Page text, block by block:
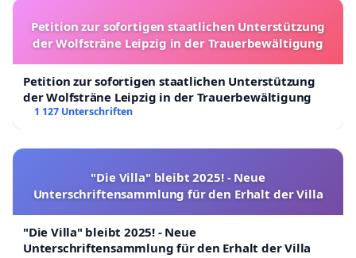
Petition zur sofortigen staatlichen Unterstützung
der Wolfsträne Leipzig in der Trauerbewältigung
Petition zur sofortigen staatlichen Unterstützung
der Wolfsträne Leipzig in der Trauerbewältigung
1 127 Unterschriften
"Die Villa" bleibt 2025! - Neue
Unterschriftensammlung für den Erhalt der Villa
"Die Villa" bleibt 2025! - Neue
Unterschriftensammlung für den Erhalt der Villa